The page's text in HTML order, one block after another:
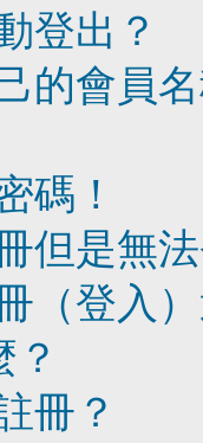
登出？
的會員
碼！
但是無
（登入
？
冊？